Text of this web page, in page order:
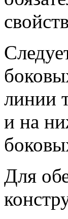
линии
и на
Для